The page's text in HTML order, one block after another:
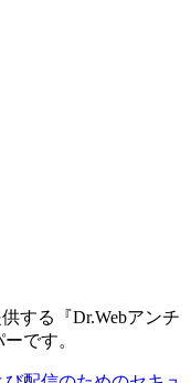
する『Dr.Webアンチ
です。